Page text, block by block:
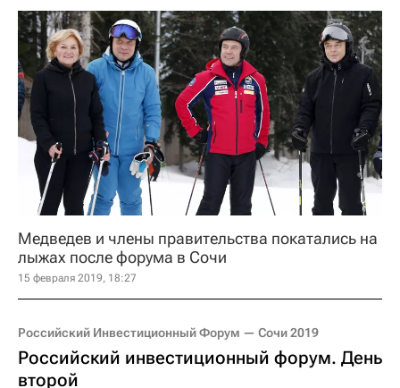
Медведев и члены правительства покатались на
лыжах после форума в Сочи
15 февраля 2019, 18:27
Российский Инвестиционный Форум — Сочи 2019
Российский инвестиционный форум. День
второй